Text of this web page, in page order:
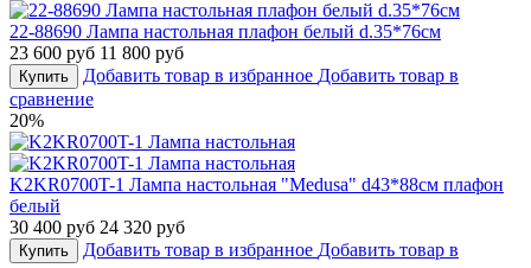
22-88690 Лампа настольная плафон белый d.35*76см
23 600 руб 11 800 руб
Купить Добавить товар в избранное Добавить товар в
сравнение
20%
K2KR0700T-1 Лампа настольная "Medusa" d43*88см плафон
белый
30 400 руб 24 320 руб
Купить Добавить товар в избранное Добавить товар в